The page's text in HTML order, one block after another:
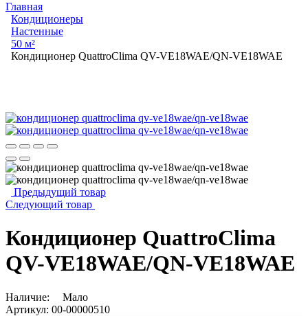
Главная
Кондиционеры
Настенные
50 м²
Кондиционер QuattroСlima QV-VE18WAE/QN-VE18WAE
Предыдущий товар
Следующий товар
Кондиционер QuattroСlima
QV-VE18WAE/QN-VE18WAE
Наличие:
Мало
Артикул: 00-00000510